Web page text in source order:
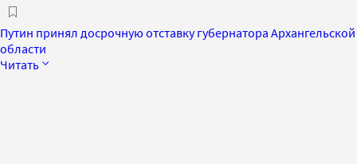
Путин принял досрочную отставку губернатора Архангельской
области
Читать